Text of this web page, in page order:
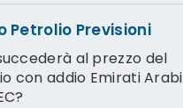
Petrolio Previsioni
al prezzo del
con addio Emirati Arabi